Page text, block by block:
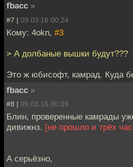
fbacc »
#7 | 09.03.16 00:24
Кому: 4okn, #3
> А долбаные вышки будут???
Это ж юбисофт, камрад. Куда
fbacc »
#8 | 09.03.16 00:39
Блин, проверенные камрады
дивижнз. [не прошло и трёх
А серьёзно,